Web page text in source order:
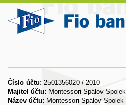
Číslo účtu: 2501356020 / 2010
Majitel účtu: Montessori Spálov Spolek
Název účtu: Montessori Spálov Spolek